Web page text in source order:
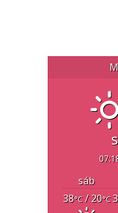
sáb
38°C/ 20°C